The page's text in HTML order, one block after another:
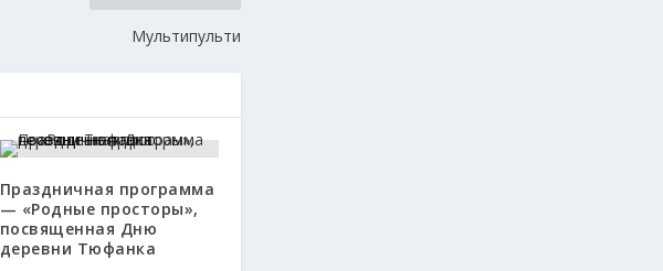
Мультипульти
Праздничная программа
— «Родные просторы»,
посвященная Дню
деревни Тюфанка